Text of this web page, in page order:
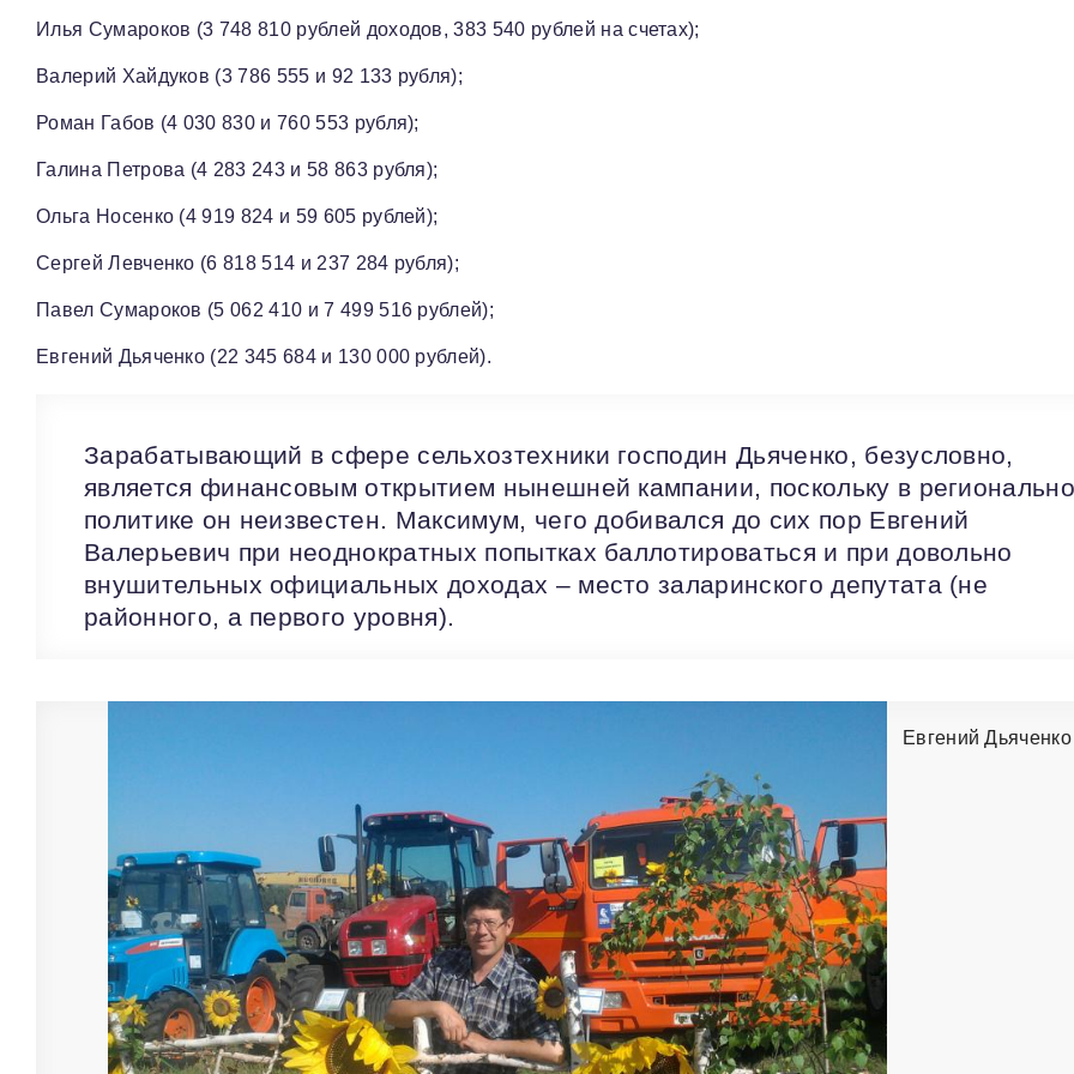
Илья Сумароков (3 748 810 рублей доходов, 383 540 рублей на счетах);
Валерий Хайдуков (3 786 555 и 92 133 рубля);
Роман Габов (4 030 830 и 760 553 рубля);
Галина Петрова (4 283 243 и 58 863 рубля);
Ольга Носенко (4 919 824 и 59 605 рублей);
Сергей Левченко (6 818 514 и 237 284 рубля);
Павел Сумароков (5 062 410 и 7 499 516 рублей);
Евгений Дьяченко (22 345 684 и 130 000 рублей).
Зарабатывающий в сфере сельхозтехники господин Дьяченко, безусловно,
является финансовым открытием нынешней кампании, поскольку в
политике он неизвестен. Максимум, чего добивался до сих пор Евгений
Валерьевич при неоднократных попытках баллотироваться и при довольно
внушительных официальных доходах – место заларинского депутата (не
районного, а первого уровня).
Евгений Дьяченко